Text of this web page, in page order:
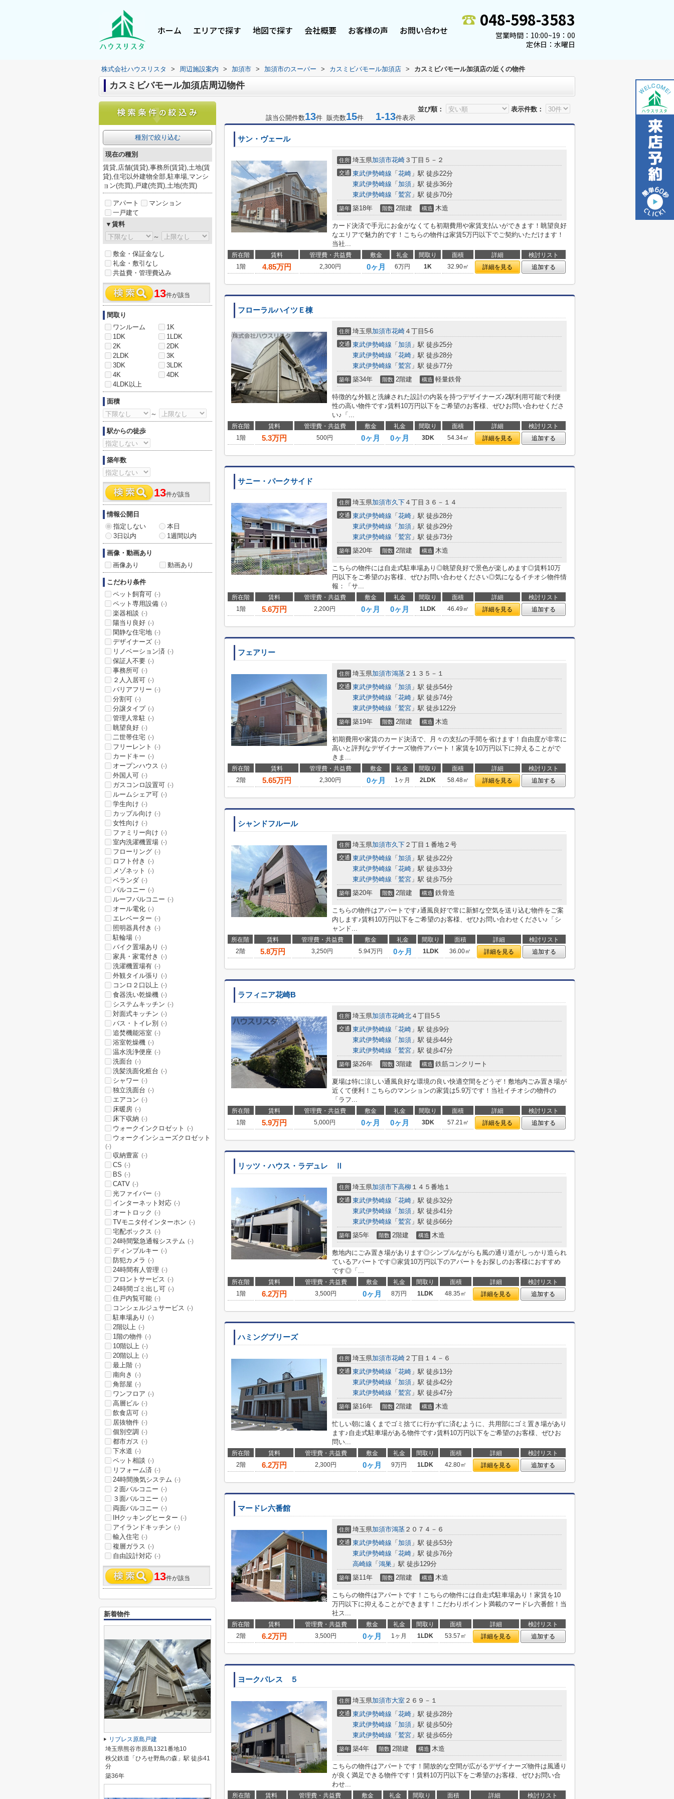
ホーム エリアで探す 地図で探す 会社概要 お客様の声 お問い合わせ
048-598-3583
営業時間：10:00~19：00
定休日：水曜日
株式会社ハウスリスタ > 周辺施設案内 > 加須市 > 加須市のスーパー > カスミビバモール加須店 > カスミビバモール加須店の近くの物件
カスミビバモール加須店周辺物件
並び順：
表示件数：
該当公開件数13件 販売数15件 1-13件表示
サン・ヴェール
住所 埼玉県加須市花崎 ３丁目５－２
交通 東武伊勢崎線 「 花崎 」駅 徒歩22分
東武伊勢崎線 「 加須 」駅 徒歩36分
東武伊勢崎線 「 鷲宮 」駅 徒歩70分
築年 築18年 階数 2階建 構造 木造
カード決済で手元にお金がなくても初期費用や家賃支払いができます！眺望良好
なエリアで魅力的です！こちらの物件は家賃5万円以下でご契約いただけます！
当社...
所在階 賃料 管理費・共益費 敷金 礼金 間取り 面積 詳細
検討リスト
1階
4.85万円 2,300円 0ヶ月 6万円 1K 32.90㎡ 詳細を見る 追加する
フローラルハイツＥ棟
住所 埼玉県加須市花崎 ４丁目5-6
交通 東武伊勢崎線 「 加須 」駅 徒歩25分
東武伊勢崎線 「 花崎 」駅 徒歩28分
東武伊勢崎線 「 鷲宮 」駅 徒歩77分
築年 築34年 階数 2階建 構造 軽量鉄骨
特徴的な外観と洗練された設計の内装を持つデザイナーズ♪2駅利用可能で利便
性の高い物件です♪賃料10万円以下をご希望のお客様、ぜひお問い合わせくださ
い♪「...
所在階 賃料 管理費・共益費 敷金 礼金 間取り 面積 詳細
検討リスト
1階
5.3万円 500円 0ヶ月 0ヶ月 3DK 54.34㎡ 詳細を見る 追加する
サニー・パークサイド
住所 埼玉県加須市久下 ４丁目３６－１４
交通 東武伊勢崎線 「 花崎 」駅 徒歩28分
東武伊勢崎線 「 加須 」駅 徒歩29分
東武伊勢崎線 「 鷲宮 」駅 徒歩73分
築年 築20年 階数 2階建 構造 木造
こちらの物件には自走式駐車場あり◎眺望良好で景色が楽しめます◎賃料10万
円以下をご希望のお客様、ぜひお問い合わせください◎気になるイチオシ物件情
報：「サ...
所在階 賃料 管理費・共益費 敷金 礼金 間取り 面積 詳細
検討リスト
1階
5.6万円 2,200円 0ヶ月 0ヶ月 1LDK 46.49㎡ 詳細を見る 追加する
フェアリー
住所 埼玉県加須市鴻茎 ２１３５－１
交通 東武伊勢崎線 「 加須 」駅 徒歩54分
東武伊勢崎線 「 花崎 」駅 徒歩74分
東武伊勢崎線 「 鷲宮 」駅 徒歩122分
築年 築19年 階数 2階建 構造 木造
初期費用や家賃のカード決済で、月々の支払の手間を省けます！自由度が非常に
高いと評判なデザイナーズ物件アパート！家賃を10万円以下に抑えることがで
きま...
所在階 賃料 管理費・共益費 敷金 礼金 間取り 面積 詳細
検討リスト
2階
5.65万円 2,300円 0ヶ月 1ヶ月 2LDK 58.48㎡ 詳細を見る 追加する
シャンドフルール
住所 埼玉県加須市久下 ２丁目１番地２号
交通 東武伊勢崎線 「 加須 」駅 徒歩22分
東武伊勢崎線 「 花崎 」駅 徒歩33分
東武伊勢崎線 「 鷲宮 」駅 徒歩75分
築年 築20年 階数 2階建 構造 鉄骨造
こちらの物件はアパートです♪通風良好で常に新鮮な空気を送り込む物件をご案
内します♪賃料10万円以下をご希望のお客様、ぜひお問い合わせください♪「シ
ャンド...
所在階 賃料 管理費・共益費 敷金 礼金 間取り 面積 詳細
検討リスト
2階
5.8万円 3,250円 5.94万円 0ヶ月 1LDK 36.00㎡ 詳細を見る 追加する
ラフィニア花崎B
住所 埼玉県加須市花崎北 ４丁目5-5
交通 東武伊勢崎線 「 花崎 」駅 徒歩9分
東武伊勢崎線 「 加須 」駅 徒歩44分
東武伊勢崎線 「 鷲宮 」駅 徒歩47分
築年 築26年 階数 3階建 構造 鉄筋コンクリート
夏場は特に涼しい通風良好な環境の良い快適空間をどうぞ！敷地内ごみ置き場が
近くて便利！こちらのマンションの家賃は5.9万です！当社イチオシの物件の
「ラフ...
所在階 賃料 管理費・共益費 敷金 礼金 間取り 面積 詳細
検討リスト
1階
5.9万円 5,000円 0ヶ月 0ヶ月 3DK 57.21㎡ 詳細を見る 追加する
リッツ・ハウス・ラデュレ Ⅱ
住所 埼玉県加須市下高柳 １４５番地１
交通 東武伊勢崎線 「 花崎 」駅 徒歩32分
東武伊勢崎線 「 加須 」駅 徒歩41分
東武伊勢崎線 「 鷲宮 」駅 徒歩66分
築年 築5年 階数 2階建 構造 木造
敷地内にごみ置き場があります◎シンプルながらも風の通り道がしっかり造られ
ているアパートです◎家賃10万円以下のアパートをお探しのお客様におすすめ
です◎「...
所在階 賃料 管理費・共益費 敷金 礼金 間取り 面積 詳細
検討リスト
1階
6.2万円 3,500円 0ヶ月 8万円 1LDK 48.35㎡ 詳細を見る 追加する
ハミングブリーズ
住所 埼玉県加須市花崎 ２丁目１４－６
交通 東武伊勢崎線 「 花崎 」駅 徒歩13分
東武伊勢崎線 「 加須 」駅 徒歩42分
東武伊勢崎線 「 鷲宮 」駅 徒歩47分
築年 築16年 階数 2階建 構造 木造
忙しい朝に遠くまでゴミ捨てに行かずに済むように、共用部にゴミ置き場があり
ます♪自走式駐車場がある物件です♪賃料10万円以下をご希望のお客様、ぜひお
問い...
所在階 賃料 管理費・共益費 敷金 礼金 間取り 面積 詳細
検討リスト
2階
6.2万円 2,300円 0ヶ月 9万円 1LDK 42.80㎡ 詳細を見る 追加する
マードレ六番館
住所 埼玉県加須市鴻茎 ２０７４－６
交通 東武伊勢崎線 「 加須 」駅 徒歩53分
東武伊勢崎線 「 花崎 」駅 徒歩76分
高崎線 「 鴻巣 」駅 徒歩129分
築年 築11年 階数 2階建 構造 木造
こちらの物件はアパートです！こちらの物件には自走式駐車場あり！家賃を10
万円以下に抑えることができます！こだわりポイント満載のマードレ六番館！当
社ス...
所在階 賃料 管理費・共益費 敷金 礼金 間取り 面積 詳細
検討リスト
2階
6.2万円 3,500円 0ヶ月 1ヶ月 1LDK 53.57㎡ 詳細を見る 追加する
ヨークパレス ５
住所 埼玉県加須市大室 ２６９－１
交通 東武伊勢崎線 「 花崎 」駅 徒歩28分
東武伊勢崎線 「 加須 」駅 徒歩50分
東武伊勢崎線 「 鷲宮 」駅 徒歩65分
築年 築4年 階数 2階建 構造 木造
こちらの物件はアパートです！開放的な空間が広がるデザイナーズ物件は風通り
が良く満足できる物件です！賃料10万円以下をご希望のお客様、ぜひお問い合
わせ...
所在階 賃料 管理費・共益費 敷金 礼金 間取り 面積 詳細 検討リスト
種別で絞り込む
現在の種別
賃貸,店舗(賃貸),事務所(賃貸),土地(賃
貸),住宅以外建物全部,駐車場,マンシ
ョン(売買),戸建(売買),土地(売買)
アパート
マンション
一戸建て
▼賃料
～
敷金・保証金なし
礼金・敷引なし
共益費・管理費込み
13件が該当
間取り
ワンルーム
1K
1DK
1LDK
2K
2DK
2LDK
3K
3DK
3LDK
4K
4DK
4LDK以上
面積
～
駅からの徒歩
築年数
13件が該当
情報公開日
指定しない
本日
3日以内
1週間以内
画像・動画あり
画像あり
動画あり
こだわり条件
ペット飼育可 (-)
ペット専用設備 (-)
楽器相談 (-)
陽当り良好 (-)
閑静な住宅地 (-)
デザイナーズ (-)
リノベーション済 (-)
保証人不要 (-)
事務所可 (-)
２人入居可 (-)
バリアフリー (-)
分割可 (-)
分譲タイプ (-)
管理人常駐 (-)
眺望良好 (-)
二世帯住宅 (-)
フリーレント (-)
カードキー (-)
オープンハウス (-)
外国人可 (-)
ガスコンロ設置可 (-)
ルームシェア可 (-)
学生向け (-)
カップル向け (-)
女性向け (-)
ファミリー向け (-)
室内洗濯機置場 (-)
フローリング (-)
ロフト付き (-)
メゾネット (-)
ベランダ (-)
バルコニー (-)
ルーフバルコニー (-)
オール電化 (-)
エレベーター (-)
照明器具付き (-)
駐輪場 (-)
バイク置場あり (-)
家具・家電付き (-)
洗濯機置場有 (-)
外観タイル張り (-)
コンロ２口以上 (-)
食器洗い乾燥機 (-)
システムキッチン (-)
対面式キッチン (-)
バス・トイレ別 (-)
追焚機能浴室 (-)
浴室乾燥機 (-)
温水洗浄便座 (-)
洗面台 (-)
洗髪洗面化粧台 (-)
シャワー (-)
独立洗面台 (-)
エアコン (-)
床暖房 (-)
床下収納 (-)
ウォークインクロゼット (-)
ウォークインシューズクロゼット
(-)
収納豊富 (-)
CS (-)
BS (-)
CATV (-)
光ファイバー (-)
インターネット対応 (-)
オートロック (-)
TVモニタ付インターホン (-)
宅配ボックス (-)
24時間緊急通報システム (-)
ディンプルキー (-)
防犯カメラ (-)
24時間有人管理 (-)
フロントサービス (-)
24時間ゴミ出し可 (-)
住戸内覧可能 (-)
コンシェルジュサービス (-)
駐車場あり (-)
2階以上 (-)
1階の物件 (-)
10階以上 (-)
20階以上 (-)
最上階 (-)
南向き (-)
角部屋 (-)
ワンフロア (-)
高層ビル (-)
飲食店可 (-)
居抜物件 (-)
個別空調 (-)
都市ガス (-)
下水道 (-)
ペット相談 (-)
リフォーム済 (-)
24時間換気システム (-)
２面バルコニー (-)
３面バルコニー (-)
両面バルコニー (-)
IHクッキングヒーター (-)
アイランドキッチン (-)
輸入住宅 (-)
複層ガラス (-)
自由設計対応 (-)
13件が該当
新着物件
リブレス原島戸建
埼玉県熊谷市原島1321番地10
秩父鉄道「ひろせ野鳥の森」駅 徒歩41
分
築36年